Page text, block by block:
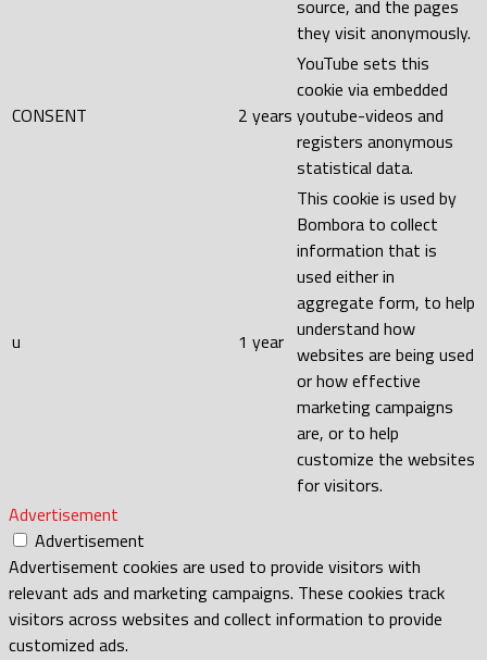
source, and the pages
they visit anonymously.
CONSENT 2 years
YouTube sets this
cookie via embedded
youtube-videos and
registers anonymous
statistical data.
u 1 year
This cookie is used by
Bombora to collect
information that is
used either in
aggregate form, to help
understand how
websites are being used
or how effective
marketing campaigns
are, or to help
customize the websites
for visitors.
Advertisement
Advertisement
Advertisement cookies are used to provide visitors with
relevant ads and marketing campaigns. These cookies track
visitors across websites and collect information to provide
customized ads.